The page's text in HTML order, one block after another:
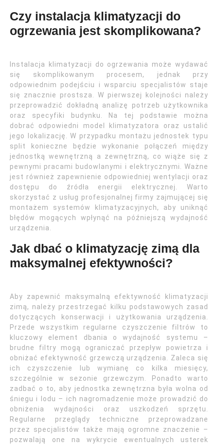
Czy instalacja klimatyzacji do
ogrzewania jest skomplikowana?
Instalacja klimatyzacji do ogrzewania może wydawać
się skomplikowanym procesem, jednak przy
odpowiednim podejściu i wsparciu specjalistów staje
się znacznie prostsza. W pierwszej kolejności należy
przeprowadzić dokładną analizę potrzeb użytkownika
oraz specyfiki budynku. Na tej podstawie można
dobrać odpowiedni model klimatyzatora oraz ustalić
jego lokalizację. W przypadku montażu jednostek typu
split konieczne będzie wykonanie połączeń między
jednostką wewnętrzną a zewnętrzną, co wiąże się z
pewnymi pracami budowlanymi i elektrycznymi. Ważne
jest również zapewnienie odpowiedniej wentylacji oraz
dostępu do źródła energii elektrycznej. Warto
skorzystać z usług profesjonalnej firmy zajmującej się
montażem systemów klimatyzacyjnych, aby uniknąć
błędów mogących wpłynąć na późniejszą wydajność
urządzenia.
Jak dbać o klimatyzację zimą dla
maksymalnej efektywności?
Aby zapewnić maksymalną efektywność klimatyzacji
zimą, należy przestrzegać kilku podstawowych zasad
dotyczących konserwacji i użytkowania urządzenia.
Przede wszystkim regularne czyszczenie filtrów to
kluczowy element dbania o wydajność systemu –
brudne filtry mogą ograniczać przepływ powietrza i
obniżać efektywność grzewczą urządzenia. Zaleca się
ich czyszczenie lub wymianę co kilka miesięcy,
szczególnie w sezonie grzewczym. Ponadto warto
zadbać o to, aby jednostka zewnętrzna była wolna od
śniegu i lodu – ich nagromadzenie może prowadzić do
obniżenia wydajności oraz uszkodzeń sprzętu.
Regularne przeglądy techniczne przeprowadzane
przez specjalistów także mają ogromne znaczenie –
pozwalają one na wykrycie ewentualnych usterek